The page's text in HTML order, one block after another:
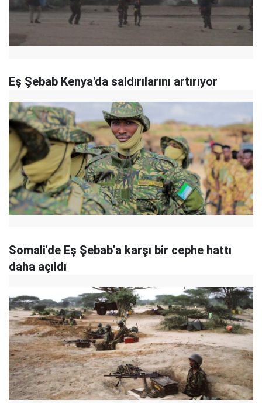
Eş Şebab Kenya'da saldırılarını artırıyor
Somali'de Eş Şebab'a karşı bir cephe hattı
daha açıldı